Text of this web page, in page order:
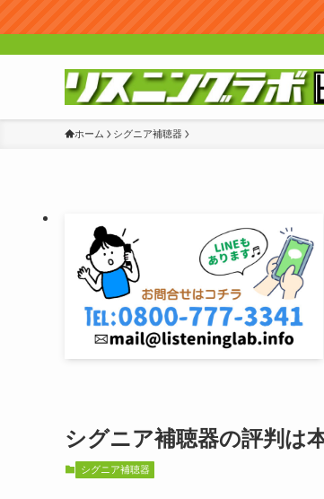
ホーム シグニア補聴器
シグニア補聴器の評判は
シグニア補聴器